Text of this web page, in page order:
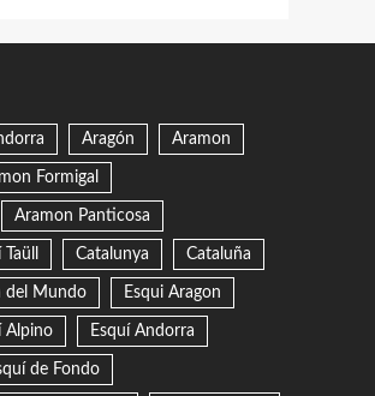
Aragón Aramon
Formigal
Aramon Panticosa
Catalunya Cataluña
del Mundo Esqui Aragon
Alpino Esquí Andorra
de Fondo